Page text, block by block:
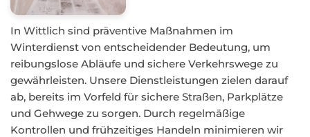
In Wittlich sind präventive Maßnahmen im
Winterdienst von entscheidender Bedeutung, um
reibungslose Abläufe und sichere Verkehrswege zu
gewährleisten. Unsere Dienstleistungen zielen darauf
ab, bereits im Vorfeld für sichere Straßen, Parkplätze
und Gehwege zu sorgen. Durch regelmäßige
Kontrollen und frühzeitiges Handeln minimieren wir